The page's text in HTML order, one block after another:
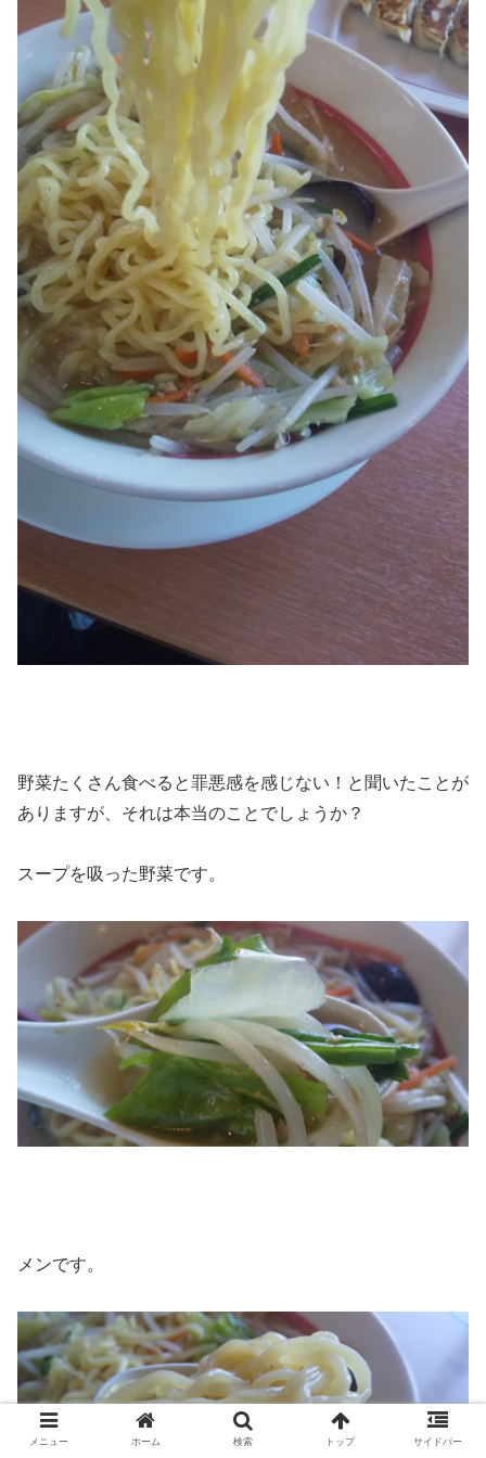
野菜たくさん食べると罪悪感を感じない！と聞いたことが
ありますが、それは本当のことでしょうか？
スープを吸った野菜です。
メンです。
メニュー ホーム 検索 トップ サイドバー